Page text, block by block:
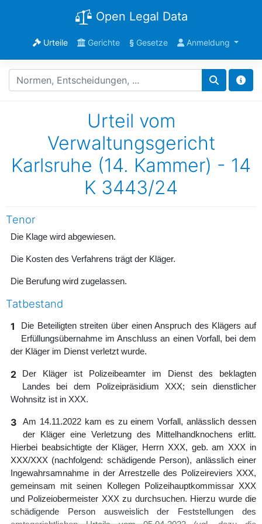
Open Legal Data
Urteile Gerichte §Gesetze Anmeldung
Urteil vom
Verwaltungsgericht
Karlsruhe (14. Kammer) - 14
K 3443/24
Tenor
Die Klage wird abgewiesen.
Die Kosten des Verfahrens trägt der Kläger.
Die Berufung wird zugelassen.
Tatbestand
1
Die Beteiligten streiten über einen Anspruch des Klägers auf
Erfüllungsübernahme im Anschluss an einen Vorfall, bei dem
der Kläger im Dienst verletzt wurde.
2
Der Kläger ist Polizeibeamter im Dienst des beklagten
Landes bei dem Polizeipräsidium XXX; sein dienstlicher
Wohnsitz ist in XXX.
3
Am 14.11.2022 kam es zu einem Vorfall, anlässlich dessen
der Kläger eine Verletzung des Mittelhandknochens erlitt.
Hierbei beabsichtigte der Kläger, Herrn XXX, geb. am XXX in
XXX/XXX (nachfolgend: schädigende Person), anlässlich einer
Ingewahrsamnahme in der Arrestzelle des Polizeireviers XXX,
gemeinsam mit seinen Kollegen Polizeihauptkommissar XXX
und Polizeiobermeister XXX zu durchsuchen. Hierzu wurde die
schädigende Person ausweislich der Feststellungen des